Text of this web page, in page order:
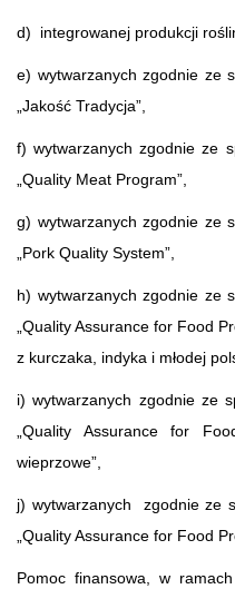
d) integrowanej produkcji
e) wytwarzanych zgodnie ze
„Jakość Tradycja”,
f) wytwarzanych zgodnie ze
„Quality Meat Program”,
g) wytwarzanych zgodnie ze
„Pork Quality System”,
h) wytwarzanych zgodnie ze
„Quality Assurance for Food
z kurczaka, indyka i młodej
i) wytwarzanych zgodnie ze
„Quality Assurance for
wieprzowe”,
j) wytwarzanych zgodnie ze
„Quality Assurance for Food
Pomoc finansowa, w